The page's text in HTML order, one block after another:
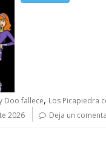
Doo fallece, Los Picapiedra
2026 Deja un